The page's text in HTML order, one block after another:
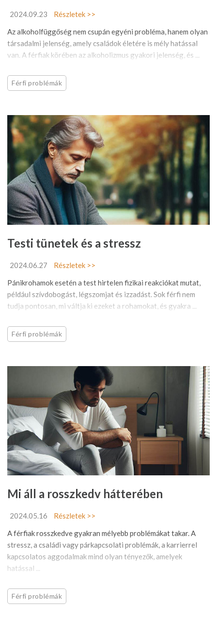
2024.09.23
Részletek >>
Az alkoholfüggőség nem csupán egyéni probléma, hanem olyan
társadalmi jelenség, amely családok életére is mély hatással
van. A férfiak körében az alkoholizmus gyakori jelenség, és ...
Férfi problémák
Testi tünetek és a stressz
2024.06.27
Részletek >>
Pánikrohamok esetén a test hirtelen fizikai reakciókat mutat,
például szívdobogást, légszomjat és izzadást. Sok férfi nem
tudja pontosan, mi váltja ki ezeket a rohamokat, és gyakra ...
Férfi problémák
Mi áll a rosszkedv hátterében
2024.05.16
Részletek >>
A férfiak rosszkedve gyakran mélyebb problémákat takar. A
stressz, a családi vagy párkapcsolati problémák, a karrierrel
kapcsolatos aggodalmak mind olyan tényezők, amelyek
hatással ...
Férfi problémák